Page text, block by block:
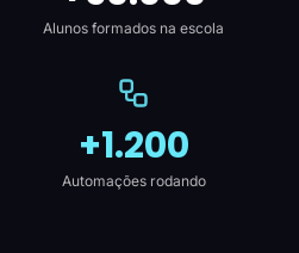
Alunos formados na escola
+1.200
Automações rodando